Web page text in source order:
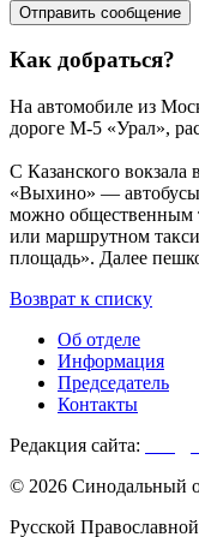
Как добраться?
На автомобиле из
дороге М-5 «Урал»,
С Казанского вокзала
«Выхино» —
можно общественным
или маршрутном
площадь». Далее
Возврат к списку
Об отделе
Информация
Председатель
Контакты
Редакция сайта:
© 2026 Синодальный
Русской